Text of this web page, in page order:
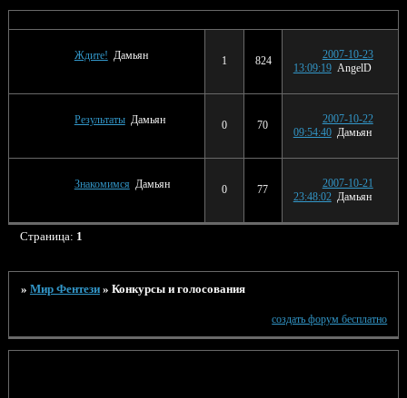
Ждите! Дамьян 1 824
2007-10-23
13:09:19 AngelD
Результаты Дамьян 0 70
2007-10-22
09:54:40 Дамьян
Знакомимся Дамьян 0 77
2007-10-21
23:48:02 Дамьян
Страница: 1
» Мир Фентези » Конкурсы и голосования
создать форум бесплатно